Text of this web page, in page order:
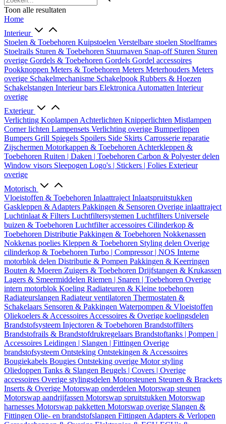
Toon alle resultaten
Home
Interieur
Stoelen & Toebehoren Kuipstoelen Verstelbare stoelen Stoelframes
Stoelrails Sturen & Toebehoren Stuurnaven Snap-off Sturen Sturen
overige Gordels & Toebehoren Gordels Gordel accessoires
Pookknoppen Meters & Toebehoren Meters Meterhouders Meters
overige Schakelmechanisme Schakelpook Rubbers & Hoezen
Schakelstangen Interieur bars Elektronica Automatten Interieur
overige
Exterieur
Verlichting Koplampen Achterlichten Knipperlichten Mistlampen
Corner lichten Lampensets Verlichting overige Bumperlippen
Bumpers Grill Spiegels Spoilers Side Skirts Carrosserie reparatie
Zijschermen Motorkappen & Toebehoren Achterkleppen &
Toebehoren Ruiten | Daken | Toebehoren Carbon & Polyester delen
Window visors Sleepogen Logo's | Stickers | Folies Exterieur
overige
Motorisch
Vloeistoffen & Toebehoren Inlaattraject Inlaatspruitstukken
Gaskleppen & Adapters Pakkingen & Sensoren Overige inlaattraject
Luchtinlaat & Filters Luchtfiltersystemen Luchtfilters Universele
buizen & Toebehoren Luchtfilter accessoires Cilinderkop &
Toebehoren Distributie Pakkingen & Toebehoren Nokkenassen
Nokkenas poelies Kleppen & Toebehoren Styling delen Overige
cilinderkop & Toebehoren Turbo | Compressor | NOS Interne
motorblok delen Distributie & Pompen Pakkingen & Keerringen
Bouten & Moeren Zuigers & Toebehoren Drijfstangen & Krukassen
Lagers & Smeermiddelen Riemen | Snaren | Toebehoren Overige
intern motorblok Koeling Radiateuren & Kleine toebehoren
Radiateurslangen Radiateur ventilatoren Thermostaten &
Schakelaars Sensoren & Pakkingen Waterpompen & Vloeistoffen
Oliekoelers & Accessoires Accessoires & Overige koelingsdelen
Brandstofsysteem Injectoren & Toebehoren Brandstoffilters
Brandstofrails & Brandstofdrukregelaars Brandstoftanks | Pompen |
Accessoires Leidingen | Slangen | Fittingen Overige
brandstofsysteem Ontsteking Ontstekingen & Accessoires
Bougiekabels Bougies Ontsteking overige Motor styling
Oliedoppen Tanks & Slangen Beugels | Covers | Overige
accessoires Overige stylingsdelen Motorsteunen Steunen & Brackets
Inserts & Overige Motorswap onderdelen Motorswap steunen
Motorswap aandrijfassen Motorswap spruitstukken Motorswap
harnesses Motorswap pakketten Motorswap overige Slangen &
Fittingen Olie- en brandstofslangen Fittingen Adapters & Verlopen